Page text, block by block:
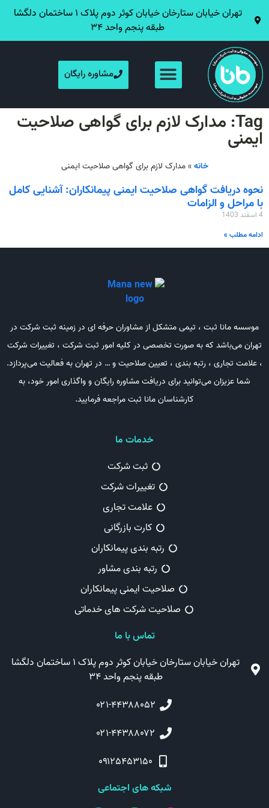
تهران خیابان ستارخان خیابان کوثر دوم پلاک ۱ ساختمان دلگشا
طبقه پنجم واحد ۳۴
مشاوره رایگان
Tag: مدارک لازم برای گواهی صلاحیت
ایمنی
خانه»مدارک لازم برای گواهی صلاحیت ایمنی
نحوه دریافت گواهی صلاحیت ایمنی پیمانکاران: آشنایی کامل
با مراحل و الزامات
4 اسفند 1403
ادامه مطلب »
موسسه مانا ثبت ، تیمی متشکل از مشاوران حرفه ای در زمینه ثبت شرکت در
تهران می‌باشد که به صورت تخصصی در کلیه امور ثبت شرکت ، تغییرات شرکت
، علامت تجاری ، رتبه بندی ، تعیین صلاحیت و … در تهران به فعالیت می‌پردازد.
شما عزیزان می‌توانید برای دریافت مشاوره رایگان و واگذاری امور خود، به
کارشناسان مانا ثبت مراجعه فرمایید.
خدمات ما
ثبت شرکت
تغییرات شرکت
علامت تجاری
کارت بازرگانی
رتبه بندی پیمانکاران
رتبه بندی مشاور
صلاحیت ایمنی پیمانکاران
صلاحیت شرکت های خدماتی
تماس با ما
تهران خیابان ستارخان خیابان کوثر دوم پلاک ۱ ساختمان دلگشا
طبقه پنجم واحد ۳۴
۰۲۱-۴۴۳۸۸۰۵۲
۰۲۱-۴۴۳۸۸۰۷۲
۰۹۱۲۵۴۵۳۱۵۰
شبکه های اجتماعی